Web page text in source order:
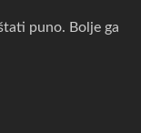
puno. Bolje ga